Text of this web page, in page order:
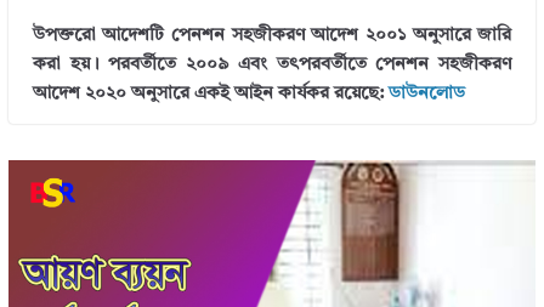
উপক্তরো আদেশটি পেনশন সহজীকরণ আদেশ ২০০১ অনুসারে জারি
করা হয়। পরবর্তীতে ২০০৯ এবং তৎপরবর্তীতে পেনশন সহজীকরণ
আদেশ ২০২০ অনুসারে একই আইন কার্যকর রয়েছে:ডাউনলোড